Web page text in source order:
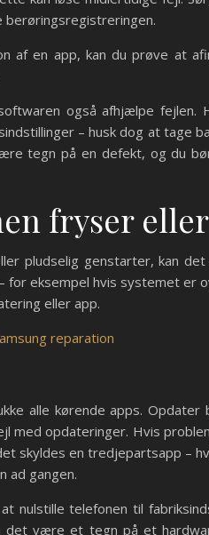
af en app, kan du prøve at
også afhjælpe
– husk dog at tage
tegn på en defekt, og du
fryser
pludselig genstarter, kan
eksempel hvis systemet er
eller app.
reparation
alle kørende apps.
med opdateringer. Hvis
skyldes en tredjepartsapp –
ad gangen.
nulstille telefonen til
være et tegn på et